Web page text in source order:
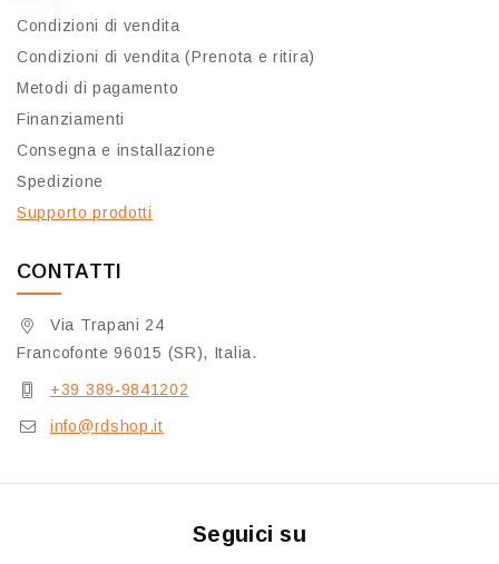
Condizioni di vendita
Condizioni di vendita (Prenota e ritira)
Metodi di pagamento
Finanziamenti
Consegna e installazione
Spedizione
Supporto prodotti
CONTATTI
Via Trapani 24
Francofonte 96015 (SR), Italia.
+39 389-9841202
info@rdshop.it
Seguici su